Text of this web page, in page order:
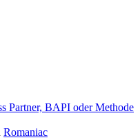
Partner, BAPI oder Methode
Romaniac